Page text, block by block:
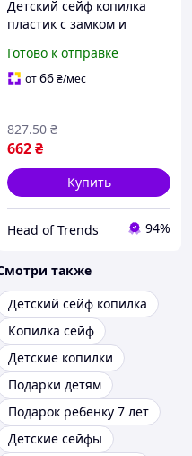
Детский сейф копилка
пластик с замком и
купюр и монет
электронная копилка для
Готово к отправке
от66₴/мес
662₴
827.50 ₴
Купить
Head of Trends 94%
также
Детский сейф копилка
Копилка сейф
Детские копилки
Подарки детям
Подарок ребенку 7 лет
Детские сейфы